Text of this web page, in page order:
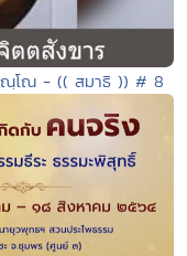
ณฺโณ - (( สมาธิ )) # 8